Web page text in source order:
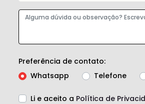
Preferência de contato:
Whatsapp
Telefone
Li e aceito a Política de